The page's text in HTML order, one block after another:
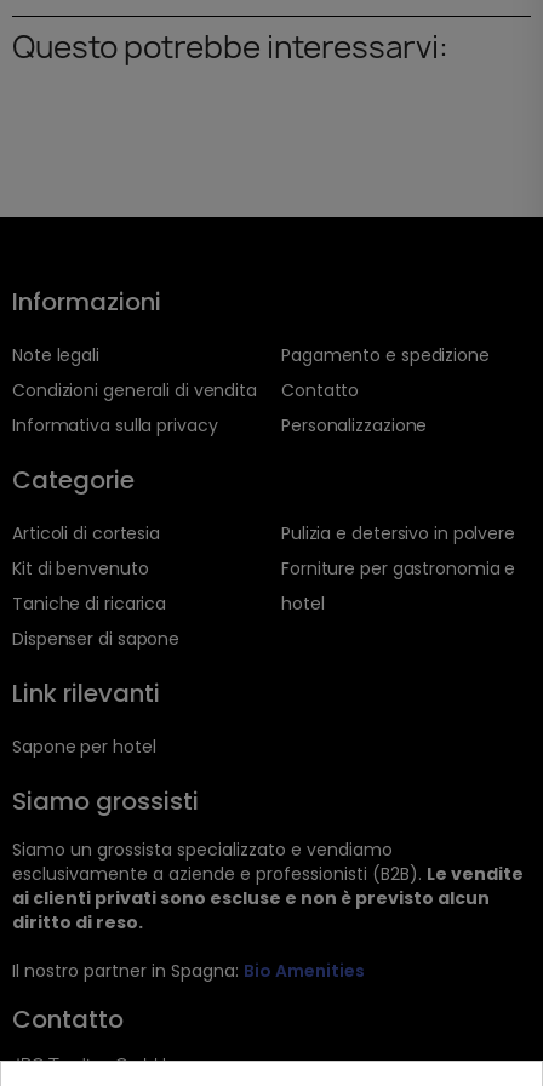
Questo potrebbe interessarvi:
Informazioni
Note legali
Condizioni generali di vendita
Informativa sulla privacy
Pagamento e spedizione
Contatto
Personalizzazione
Categorie
Articoli di cortesia
Kit di benvenuto
Taniche di ricarica
Dispenser di sapone
Pulizia e detersivo in polvere
Forniture per gastronomia e
hotel
Link rilevanti
Sapone per hotel
Siamo grossisti
Siamo un grossista specializzato e vendiamo
esclusivamente a aziende e professionisti (B2B). Le vendite
ai clienti privati sono escluse e non è previsto alcun
diritto di reso.
Il nostro partner in Spagna: Bio Amenities
Contatto
JRG Trading GmbH